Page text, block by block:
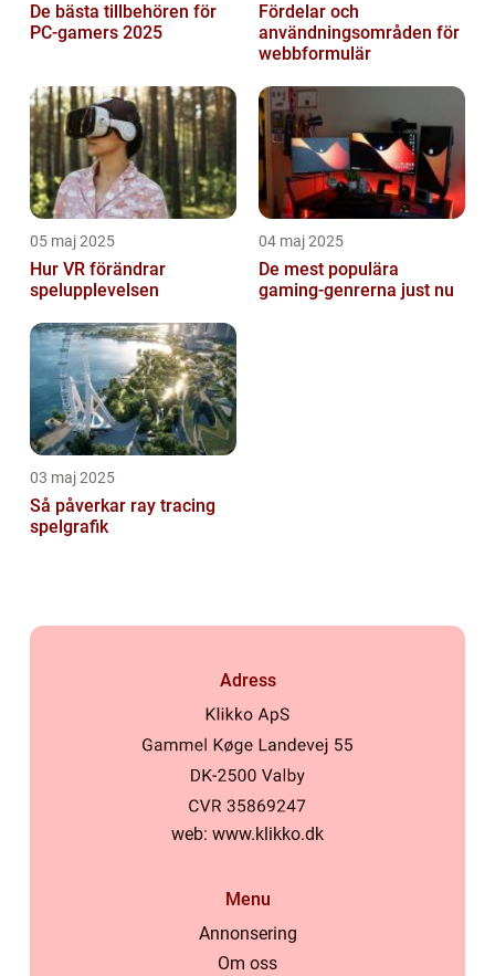
De bästa tillbehören för
PC-gamers 2025
Fördelar och
användningsområden för
webbformulär
05 maj 2025
Hur VR förändrar
spelupplevelsen
04 maj 2025
De mest populära
gaming-genrerna just nu
03 maj 2025
Så påverkar ray tracing
spelgrafik
Adress
web: www.klikko.dk
Menu
Annonsering
Om oss